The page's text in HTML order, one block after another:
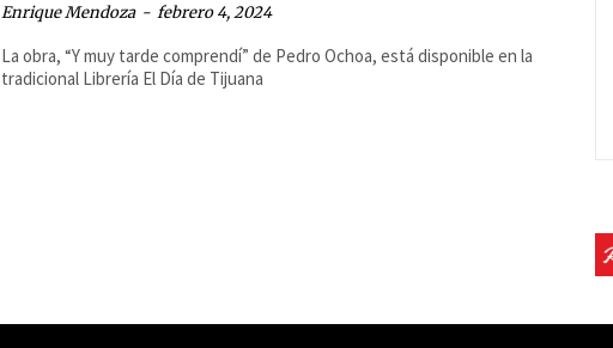
Enrique Mendoza - febrero 4, 2024
La obra, “Y muy tarde comprendí” de Pedro Ochoa, está disponible en la
tradicional Librería El Día de Tijuana